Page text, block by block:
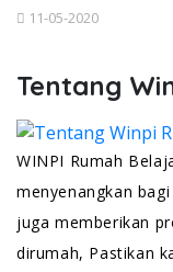
11-05-2020
Tentang
WINPI Rumah
menyenangkan
juga memberikan
dirumah, Pastikan